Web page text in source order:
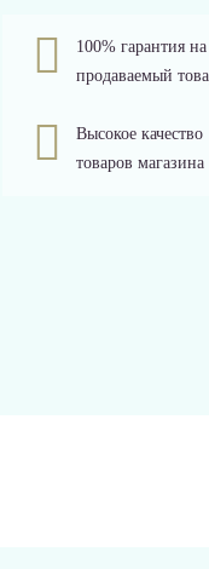
100% гарантия на
продаваемый
Высокое качество
товаров магазина